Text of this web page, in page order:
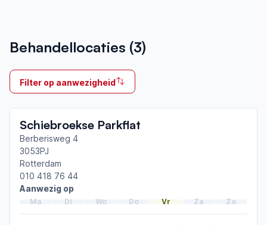
2021
Ik behandel
Op locatie & Thuis
netwerk
Rotterdam Noord
Afgeronde ParkinsonNet-scholingen
ParkinsonNet congres 2026
ParkinsonNet congres 2024
ParkinsonNet congres 2022
Behandellocaties (3)
Filter op aanwezigheid
Schiebroekse Parkflat
Berberisweg 4
3053PJ
Rotterdam
010 418 76 44
Aanwezig op
Ma Di Wo Do Vr Za Zo